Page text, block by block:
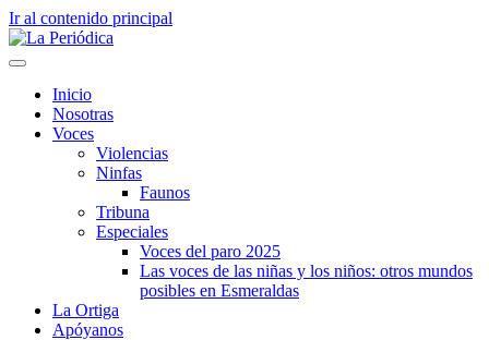
Ir al contenido principal
Inicio
Nosotras
Voces
Violencias
Ninfas
Faunos
Tribuna
Especiales
Voces del paro 2025
Las voces de las niñas y los niños: otros mundos
posibles en Esmeraldas
La Ortiga
Apóyanos